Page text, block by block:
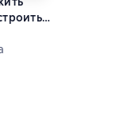
жизнь
4,7 на основе 321